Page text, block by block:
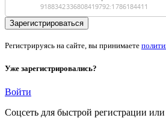
Регистрируясь на сайте, вы принимаете
Уже зарегистрировались?
Войти
Соцсеть для быстрой регистрации или